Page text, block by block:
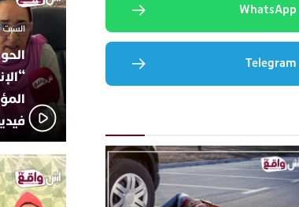
السبت 18 أكتوبر 2025 - 14:35